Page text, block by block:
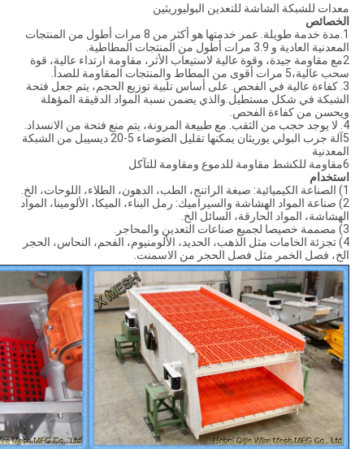
معدات للشبكة الشاشة للتعدين البوليوريثين
الخصائص
1.مدة خدمة طويلة. عمر خدمتها هو أكثر من 8 مرات أطول من المنتجات
المعدنية العادية و 3.9 مرات أطول من المنتجات المطاطية.
2مع مقاومة جيدة، وقوة عالية لاستيعاب الأثر، مقاومة ارتداء عالية، قوة
سحب عالية،5 مرات أقوى من المطاط والمنتجات المقاومة للصدأ.
3. كفاءة عالية في الفحص. على أساس تلبية توزيع الحجم، يتم جعل فتحة
الشبكة في شكل مستطيل.والذي يضمن نسبة المواد الدقيقة المؤهلة
ويحسن من كفاءة الفحص.
4. لا يوجد حجب من الثقب. مع طبيعة المرونة، يتم منع فتحة من الانسداد.
5آلة جرب البولي يوريثان يمكنها تقليل الضوضاء 5-20 ديسيبل من الشبكة
المعدنية
6مقاومة للكشط مقاومة للدموع ومقاومة للتآكل
استخدام
1) الصناعة الكيميائية: صبغة الراتنج، الطب، الدهون، الطلاء، اللوحات، الخ.
2) صناعة المواد الهشاشة والسيراميك: رمل البناء، الميكا، الألومينا، المواد
الهشاشة، المواد الحارقة، السائل الخ.
3) مصممة خصيصا لجميع صناعات التعدين والمحاجر.
4) تجزئة الخامات مثل الذهب، الحديد، الألومنيوم، الفحم، النحاس، الحجر
الخ، فصل الخمر مثل فصل الحجر من الاسمنت.